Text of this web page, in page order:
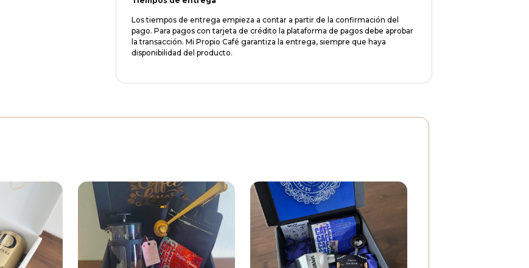
Los tiempos de entrega empieza a contar a partir de la confirmación del
pago. Para pagos con tarjeta de crédito la plataforma de pagos debe aprobar
la transacción. Mi Propio Café garantiza la entrega, siempre que haya
disponibilidad del producto.